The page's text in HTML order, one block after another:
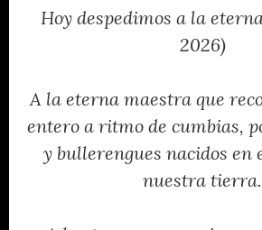
Hoy despedimos a la
2026)
A la eterna maestra que
entero a ritmo de cumbias,
y bullerengues nacidos en
nuestra tierra.